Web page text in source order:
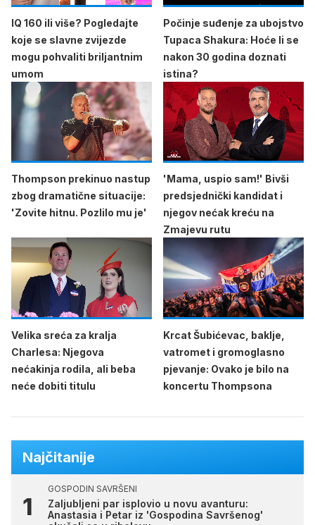
IQ 160 ili više? Pogledajte
koje se slavne zvijezde
mogu pohvaliti briljantnim
umom
Počinje suđenje za ubojstvo
Tupaca Shakura: Hoće li se
nakon 30 godina doznati
istina?
Thompson prekinuo nastup
zbog dramatične situacije:
'Zovite hitnu. Pozlilo mu je'
'Mama, uspio sam!' Bivši
predsjednički kandidat i
njegov nećak kreću na
Zmajevu rutu
Velika sreća za kralja
Charlesa: Njegova
nećakinja rodila, ali beba
neće dobiti titulu
Krcat Šubićevac, baklje,
vatromet i gromoglasno
pjevanje: Ovako je bilo na
koncertu Thompsona
Najčitanije
GOSPODIN SAVRŠENI
Zaljubljeni par isplovio u novu avanturu:
Anastasia i Petar iz 'Gospodina Savršenog'